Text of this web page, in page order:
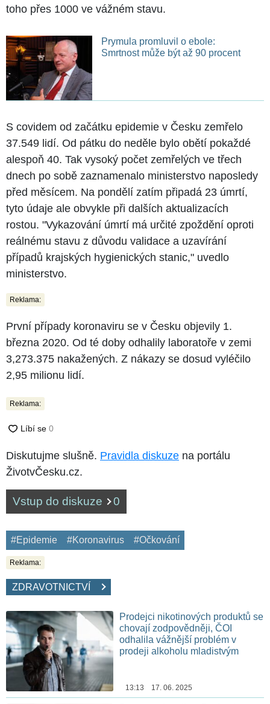
toho přes 1000 ve vážném stavu.
Prymula promluvil o ebole:
Smrtnost může být až 90 procent
S covidem od začátku epidemie v Česku zemřelo
37.549 lidí. Od pátku do neděle bylo obětí pokaždé
alespoň 40. Tak vysoký počet zemřelých ve třech
dnech po sobě zaznamenalo ministerstvo naposledy
před měsícem. Na pondělí zatím připadá 23 úmrtí,
tyto údaje ale obvykle při dalších aktualizacích
rostou. "Vykazování úmrtí má určité zpoždění oproti
reálnému stavu z důvodu validace a uzavírání
případů krajských hygienických stanic," uvedlo
ministerstvo.
Reklama:
První případy koronaviru se v Česku objevily 1.
března 2020. Od té doby odhalily laboratoře v zemi
3,273.375 nakažených. Z nákazy se dosud vyléčilo
2,95 milionu lidí.
Reklama:
Diskutujme slušně. Pravidla diskuze na portálu
ŽivotvČesku.cz.
Vstup do diskuze 0
#Epidemie #Koronavirus #Očkování
Reklama:
ZDRAVOTNICTVÍ
Prodejci nikotinových produktů se
chovají zodpovědněji, ČOI
odhalila vážnější problém v
prodeji alkoholu mladistvým
13:13 17. 06. 2025